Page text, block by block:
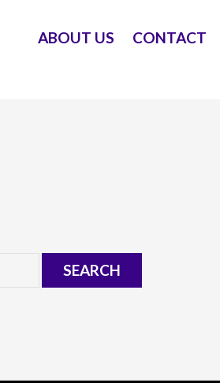
ABOUT US CONTACT